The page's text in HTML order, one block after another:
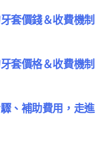
套價錢＆收費機制
套價格＆收費機制
、補助費用，走進